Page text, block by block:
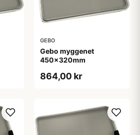
GEBO
Gebo myggenet
450x320mm
864,00 kr